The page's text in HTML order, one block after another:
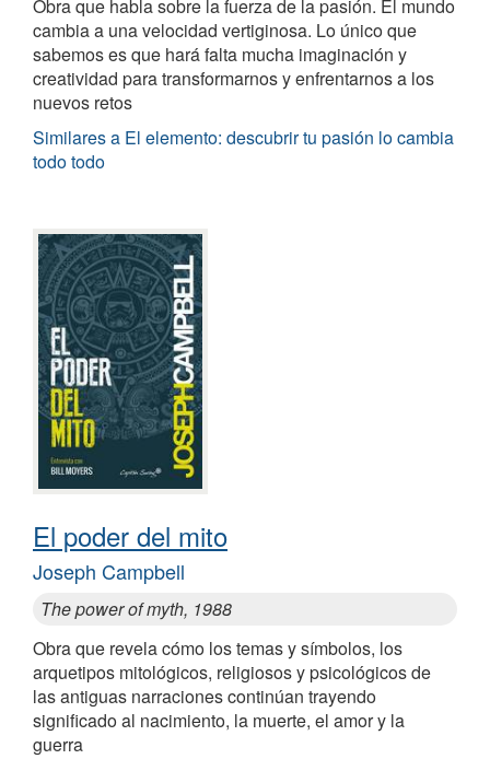
Obra que habla sobre la fuerza de la pasión. El mundo
cambia a una velocidad vertiginosa. Lo único que
sabemos es que hará falta mucha imaginación y
creatividad para transformarnos y enfrentarnos a los
nuevos retos
Similares a El elemento: descubrir tu pasión lo cambia
todo todo
El poder del mito
Joseph Campbell
The power of myth, 1988
Obra que revela cómo los temas y símbolos, los
arquetipos mitológicos, religiosos y psicológicos de
las antiguas narraciones continúan trayendo
significado al nacimiento, la muerte, el amor y la
guerra